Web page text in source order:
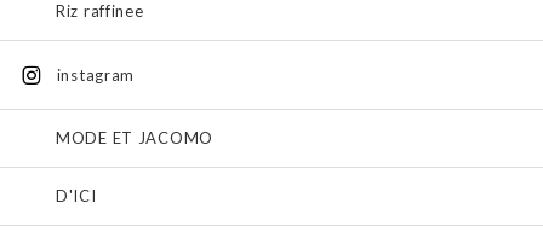
Riz raffinee
instagram
MODE ET JACOMO
D'ICI